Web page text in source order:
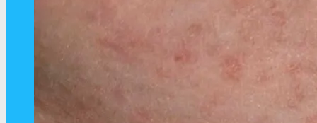
Η αποτελεσματικότητα του δηλητηρίου